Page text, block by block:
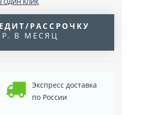
ОДИН КЛИК
РАССРОЧКУ
В МЕСЯЦ
Экспресс доставка
по России